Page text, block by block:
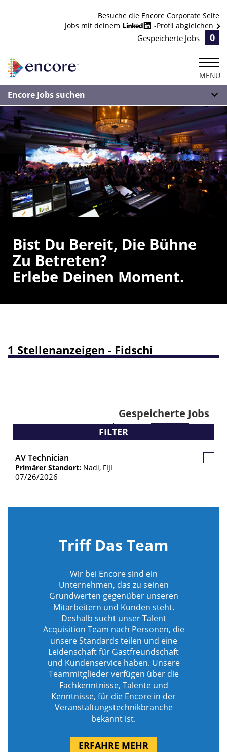
Besuche die Encore Corporate Seite
Jobs mit deinem
-Profil abgleichen
Gespeicherte Jobs 0
MENU
Encore Jobs suchen
Bist Du Bereit, Die Bühne
Zu Betreten?
Erlebe Deinen Moment.
1 Stellenanzeigen - Fidschi
Gespeicherte Jobs
FILTER
AV Technician
Primärer Standort: Nadi, FIJI
07/26/2026
Triff Das Team
Wir bei Encore sind ein
Unternehmen, das zu seinen
Grundwerten gegenüber unseren
Mitarbeitern und Kunden steht.
Deshalb sucht unser Talent
Acquisition Team nach Personen, die
unsere Standards teilen und eine
Leidenschaft für Gastfreundschaft
und Kundenservice haben. Unsere
Teammitglieder verfügen über die
Fachkenntnisse, Talente und
Kenntnisse, für die Encore in der
Veranstaltungstechnikbranche
bekannt ist.
ERFAHRE MEHR